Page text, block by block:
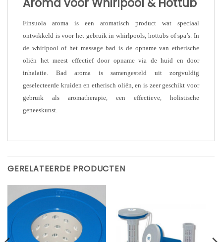
Finsuola aroma is een aromatisch product wat speciaal
ontwikkeld is voor het gebruik in whirlpools, hottubs of spa’s. In
de whirlpool of het massage bad is de opname van etherische
oliën het meest effectief door opname via de huid en door
inhalatie. Bad aroma is samengesteld uit zorgvuldig
geselecteerde kruiden en etherisch oliën, en is zeer geschikt voor
gebruik als aromatherapie, een effectieve, holistische
geneeskunst.
GERELATEERDE PRODUCTEN